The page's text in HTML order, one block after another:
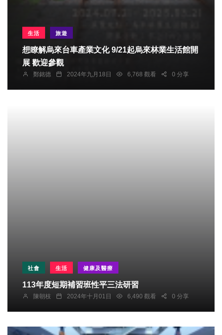
生活 旅遊
想瞭解烏來台車產業文化 9/21起烏來林業生活館開
展 歡迎參觀
鄭銘德 2024年九月18日 6,768 觀看 0 分享
社會 生活 健康及醫療
113年度短期補習班性平三法研習
陳朝枝 2024年十月01日 6,490 觀看 0 分享